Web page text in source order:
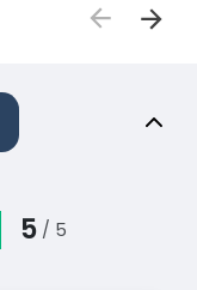
5 / 5